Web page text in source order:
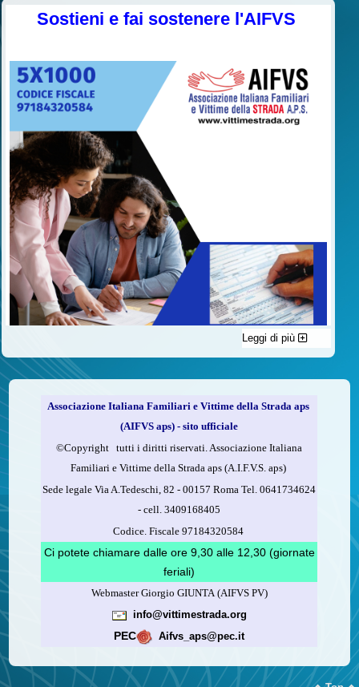
Sostieni e fai sostenere l'AIFVS
C'è un modo di contribuire alle attività dell’A.I.F.V.S. a favore
delle vittime della strada e per dare giustizia ai superstiti ed ai
loro familiari che non costa nulla: devolvere il 5 per mille della
Compila la scheda CUD o del modello 730.
Firma nel riquadro indicato come “Sostegno delle
organizzazioni non lucrative di utilità sociale, delle associazioni
Indica nel riquadro il codice fiscale dell’A.I.F.V.S.:
97184320584
Leggi come fare
(versione stampabile)
Leggi di più
Associazione Italiana Familiari e Vittime della Strada aps
(AIFVS aps) - sito ufficiale
©​Copyright tutti i diritti riservati. Associazione Italiana
Familiari e Vittime della Strada aps (A.I.F.V.S. aps)
Sede legale Via A.Tedeschi, 82 - 00157 Roma Tel. 0641734624
-cell.3409168405
Codice. Fiscale 97184320584
Ci potete chiamare dalle ore 9,30 alle 12,30 (giornate
feriali)
Webmaster Giorgio GIUNTA (AIFVS PV)
info@vittimestrada.org
PEC Aifvs_aps@pec.it